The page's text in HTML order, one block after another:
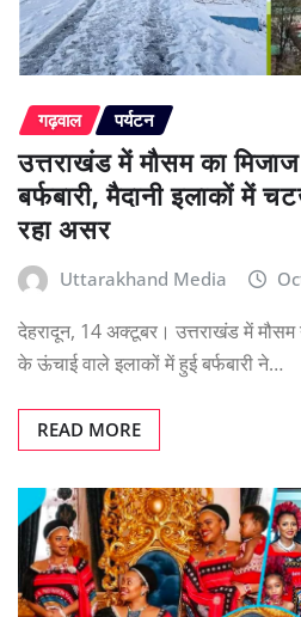
गढ़वाल पर्यटन
उत्तराखंड में मौसम का
बर्फबारी, मैदानी इलाकों
रहा असर
Uttarakhand Media
देहरादून, 14 अक्टूबर। उत्तराखंड में
के ऊंचाई वाले इलाकों में हुई बर्फबारी ने…
READ MORE